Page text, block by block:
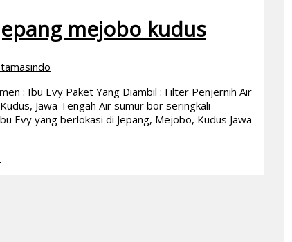
mejobo kudus
: Ibu Evy Paket Yang Diambil : Filter Penjernih Air
Jawa Tengah Air sumur bor seringkali
Evy yang berlokasi di Jepang, Mejobo, Kudus Jawa